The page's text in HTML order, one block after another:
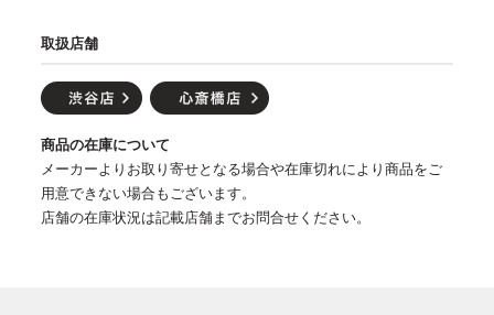
取扱店舗
商品の在庫について
メーカーよりお取り寄せとなる場合や在庫切れにより商品をご
用意できない場合もございます。
店舗の在庫状況は記載店舗までお問合せください。